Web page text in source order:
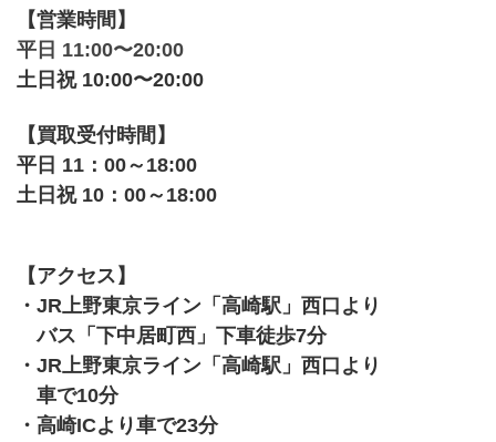
【営業時間】
平日 11:00〜20:00
土日祝 10:00〜20:00
【買取受付時間】
平日 11：00～18:00
土日祝 10：00～18:00
【アクセス】
・JR上野東京ライン「高崎駅」西口より
バス「下中居町西」下車徒歩7分
・JR上野東京ライン「高崎駅」西口より
車で10分
・高崎ICより車で23分